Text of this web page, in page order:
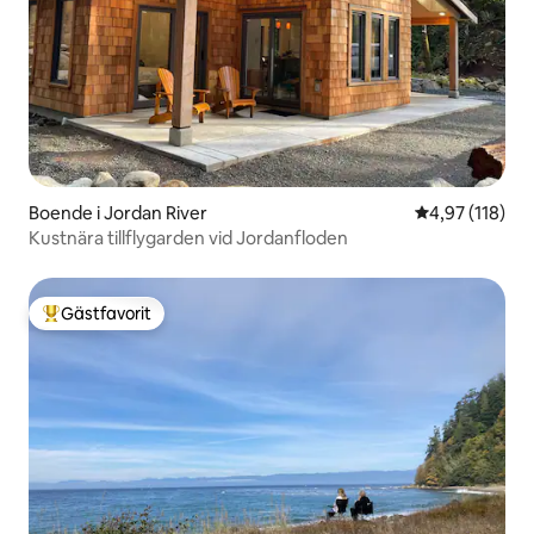
Boende i Jordan River 4,97 av 5 i
4,97 (118)
Kustnära tillflygarden vid Jordanfloden
Populär gästfavorit
Gästfavorit